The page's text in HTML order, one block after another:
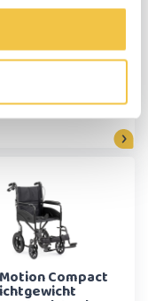
Lite Pro
Rolstoel -
Compact